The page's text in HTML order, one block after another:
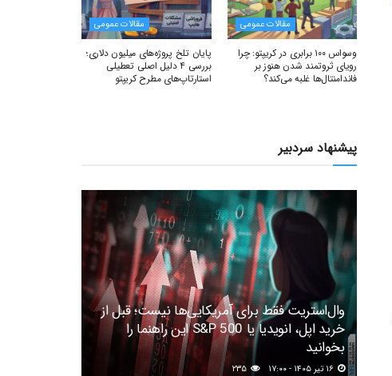
مقالات عمومی
وسواس ۱۰۰ برابری در کریپتو: چرا
رویای ثروتمند شدن هنوز بر
فاندامنتال‌ها غلبه می‌کند؟
مقالات عمومی
پایان تلخ پروژه‌های میلیون دلاری؛
بررسی ۴ دلیل اصلی تعطیلی
استارتاپ‌های مطرح کریپتو
پیشنهاد سردبیر
وال‌استریت فقط برای آمریکایی‌ها نیست؛ قبل از
خرید اپل، انویدیا یا S&P 500 این راهنما را
بخوانید